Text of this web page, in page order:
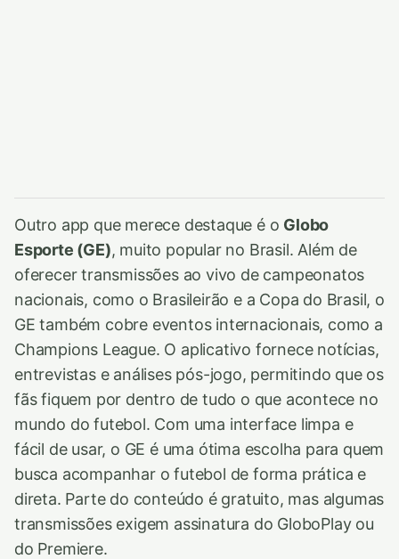
Outro app que merece destaque é o Globo
Esporte (GE), muito popular no Brasil. Além de
oferecer transmissões ao vivo de campeonatos
nacionais, como o Brasileirão e a Copa do Brasil, o
GE também cobre eventos internacionais, como a
Champions League. O aplicativo fornece notícias,
entrevistas e análises pós-jogo, permitindo que os
fãs fiquem por dentro de tudo o que acontece no
mundo do futebol. Com uma interface limpa e
fácil de usar, o GE é uma ótima escolha para quem
busca acompanhar o futebol de forma prática e
direta. Parte do conteúdo é gratuito, mas algumas
transmissões exigem assinatura do GloboPlay ou
do Premiere.